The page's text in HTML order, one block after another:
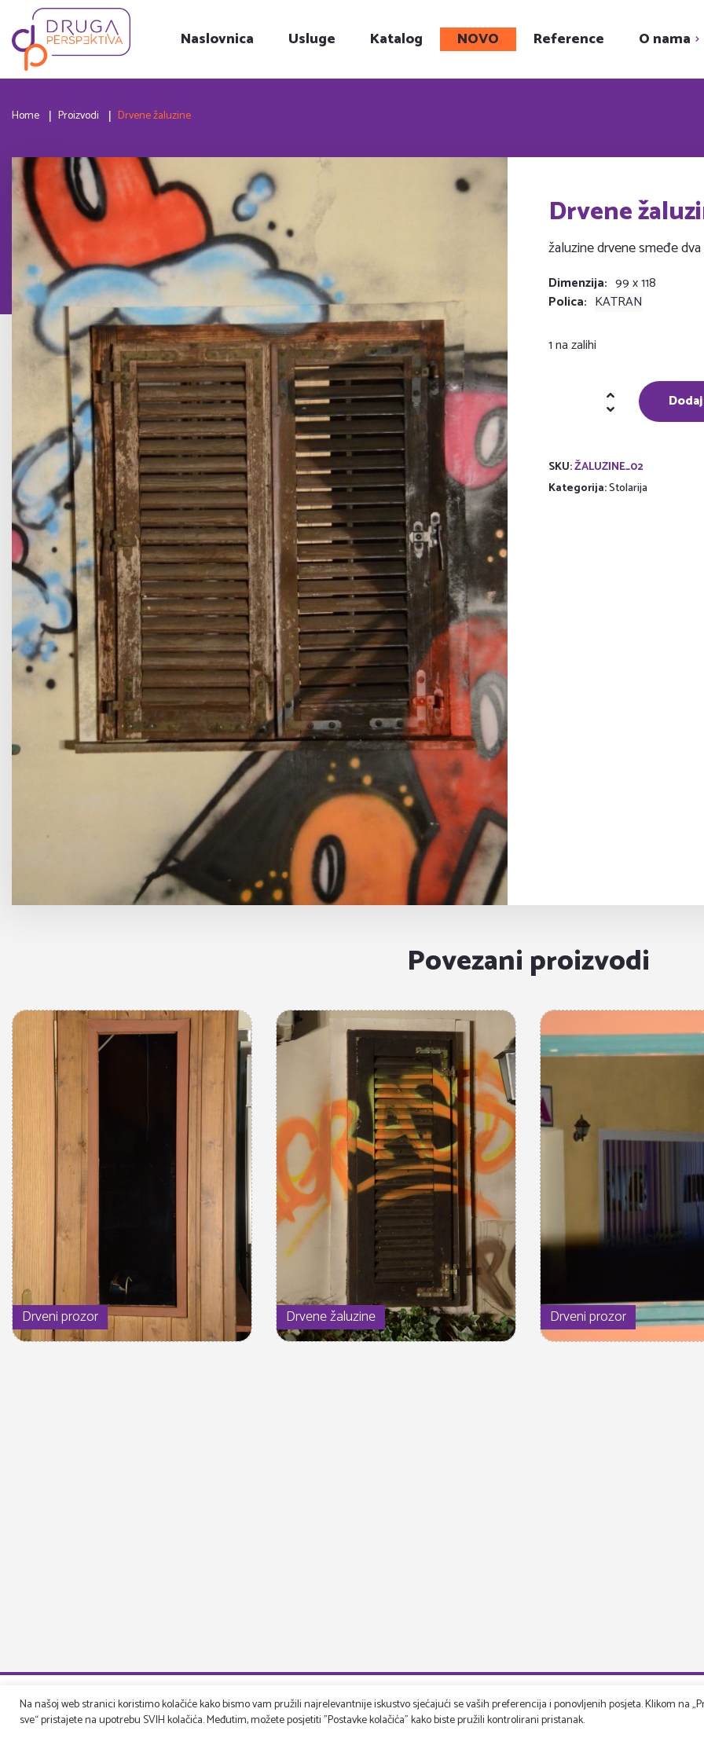
Naslovnica Usluge Katalog NOVO Reference O nama
Društveni
Home Proizvodi Drvene žaluzine
Drvene
žaluzine drvene smeđe
Dimenzija 99 x 118
Polica KATRAN
1 na zalihi
SKU:ŽALUZINE_02
Kategorija:Stolarija
Povezani proizvodi
Drveni prozor Drvene žaluzine Drveni prozor
Druga perspektiva Korisnička podrška
Na našoj web stranici koristimo kolačiće kako bismo vam pružili najrelevantnije iskustvo sjećajući se vaših preferencija i ponovljenih posjeta. Klikom na
sve“ pristajete na upotrebu SVIH kolačića. Međutim, možete posjetiti "Postavke kolačića" kako biste pružili kontrolirani pristanak.